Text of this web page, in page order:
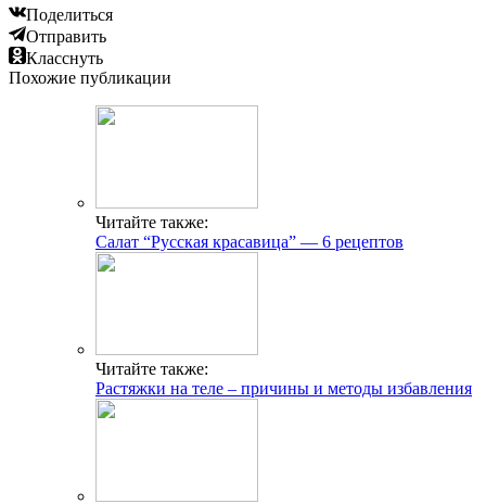
Поделиться
Отправить
Класснуть
Похожие публикации
Читайте также:
Салат “Русская красавица” — 6 рецептов
Читайте также:
Растяжки на теле – причины и методы избавления